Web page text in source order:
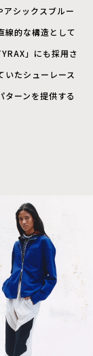
アシックスブルー
線的な構造として
」にも採用さ
いたシューレース
ターンを提供する